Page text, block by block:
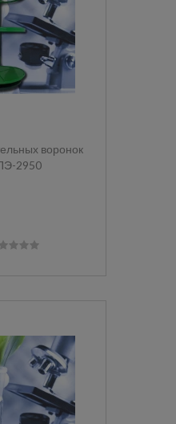
воронок
2950